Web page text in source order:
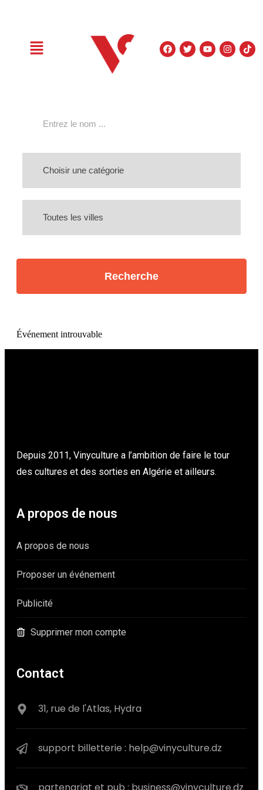
Événement introuvable
Depuis 2011, Vinyculture a l’ambition de faire le tour
des cultures et des sorties en Algérie et ailleurs.
A propos de nous
A propos de nous
Proposer un événement
Publicité
Supprimer mon compte
Contact
31, rue de l'Atlas, Hydra
support billetterie : help@vinyculture.dz